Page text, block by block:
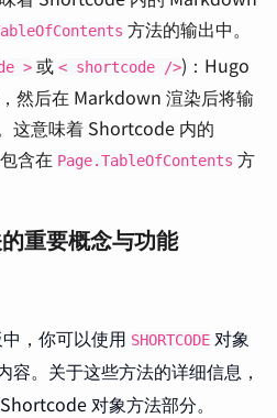
方法的输出中。
> 或 < shortcode />)：Hugo
然后在 Markdown 渲染后将输
这意味着 Shortcode 内的
含在 Page.TableOfContents 方
重要概念与功能
，你可以使用 SHORTCODE 对象
容。关于这些方法的详细信息，
对象方法部分。